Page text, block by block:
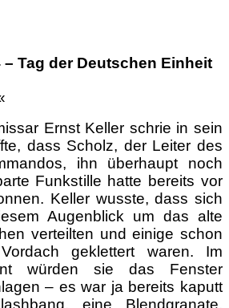
– Tag der Deutschen Einheit
Ernst Keller schrie in sein
dass Scholz, der Leiter des
ihn überhaupt noch
Funkstille hatte bereits vor
Keller wusste, dass sich
Augenblick um das alte
verteilten und einige schon
geklettert waren. Im
würden sie das Fenster
– es war ja bereits kaputt
eine Blendgranate,